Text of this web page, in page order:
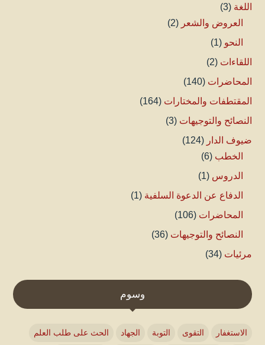
اللغة (3)
العروض والشعر (2)
النحو (1)
اللقاءات (2)
المحاضرات (140)
المقتطفات والمختارات (164)
النصائح والتوجيهات (3)
ضيوف الدار (124)
الخطب (6)
الدروس (1)
الدفاع عن الدعوة السلفية (1)
المحاضرات (106)
النصائح والتوجيهات (36)
مرئيات (34)
وسوم
الاستغفار التقوى التوبة الجهاد الحث على طلب العلم